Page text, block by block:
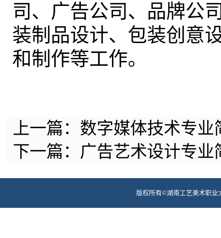
司、广告公司、品牌公
装制品设计、包装创意
和制作等工作。
上一篇： 数字媒体技术专业
下一篇： 广告艺术设计专业
版权所有©湖南工艺美术职业